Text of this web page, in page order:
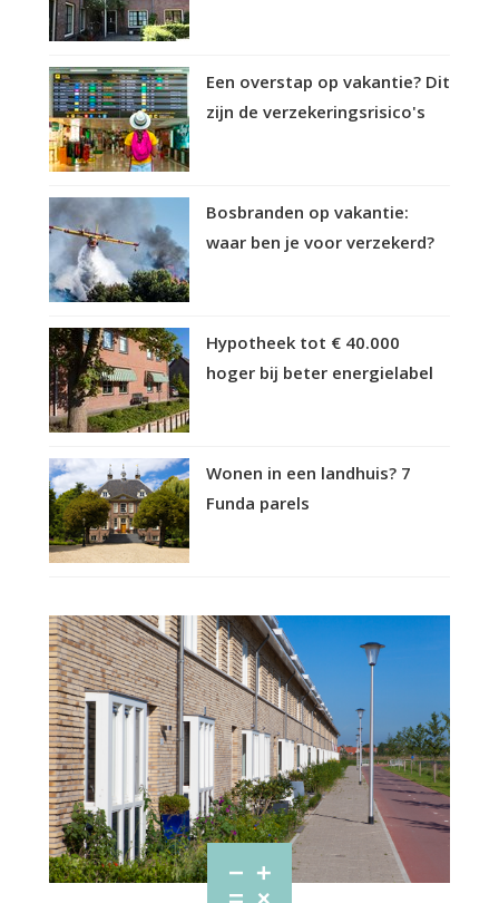
Een overstap op vakantie? Dit
zijn de verzekeringsrisico's
Bosbranden op vakantie:
waar ben je voor verzekerd?
Hypotheek tot € 40.000
hoger bij beter energielabel
Wonen in een landhuis? 7
Funda parels